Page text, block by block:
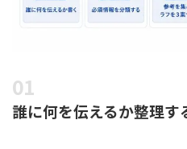
誰に何を伝えるか整理す